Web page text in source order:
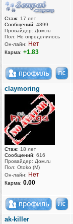
Стаж: 17 лет
Сообщений: 4899
Провайдер: Дом.ru
Пол: Не определилось
Он-лайн: Нет
Карма: +1.83
claymoring
Стаж: 18 лет
Сообщений: 616
Провайдер: Дом.ru
Пол: Otoko (M)
Он-лайн: Нет
Карма: 0.00
ak-killer